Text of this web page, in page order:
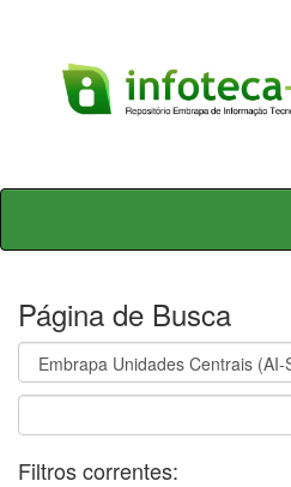
Skip
Página de Busca
Filtros correntes: